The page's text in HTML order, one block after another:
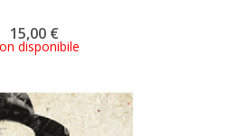
15,00 €
disponibile